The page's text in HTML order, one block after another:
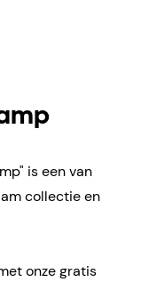
is een van
collectie en
onze gratis